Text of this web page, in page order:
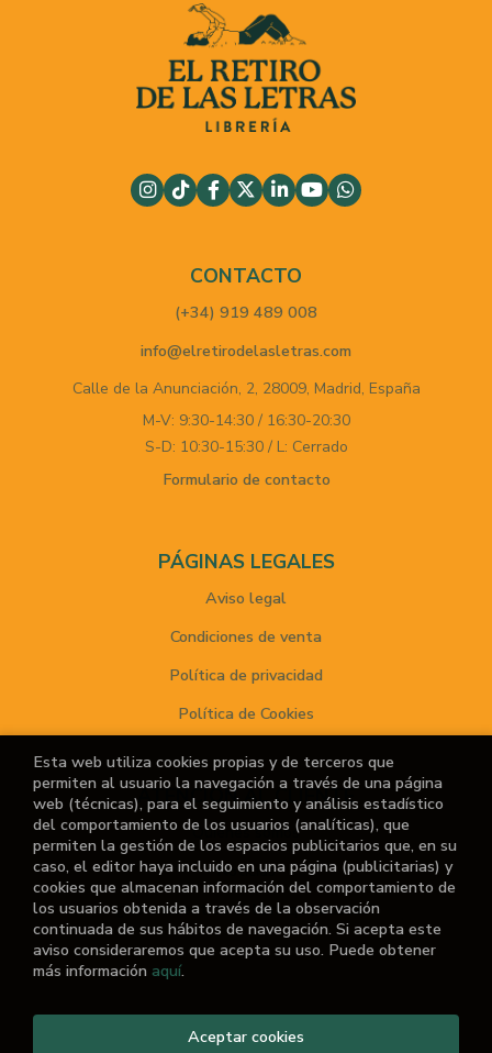
CONTACTO
(+34) 919 489 008
info@elretirodelasletras.com
Calle de la Anunciación, 2, 28009, Madrid, España
M-V: 9:30-14:30 / 16:30-20:30
S-D: 10:30-15:30 / L: Cerrado
Formulario de contacto
PÁGINAS LEGALES
Aviso legal
Condiciones de venta
Política de privacidad
Política de Cookies
ATENCIÓN AL CLIENTE
Quiénes somos
Noticias
¿No encuentras el libro que buscas?
El Retiro de las Letras. Todos los Derechos
Esta web utiliza cookies propias y de terceros que
permiten al usuario la navegación a través de una página
web (técnicas), para el seguimiento y análisis estadístico
del comportamiento de los usuarios (analíticas), que
permiten la gestión de los espacios publicitarios que, en su
caso, el editor haya incluido en una página (publicitarias) y
cookies que almacenan información del comportamiento de
los usuarios obtenida a través de la observación
continuada de sus hábitos de navegación. Si acepta este
aviso consideraremos que acepta su uso. Puede obtener
más información aquí.
Aceptar cookies